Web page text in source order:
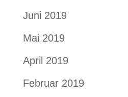
Juni 2019
Mai 2019
April 2019
Februar 2019